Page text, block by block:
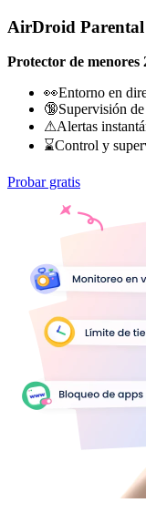
AirDroid
Protector de menores
👀Entorno en
🔞Supervisión
⚠Alertas
⌛Control y
Probar gratis